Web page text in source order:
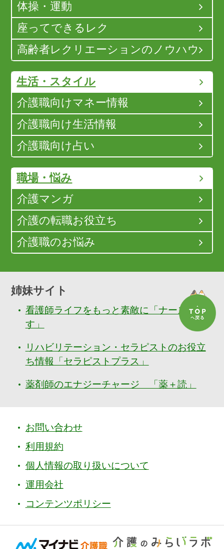
体操・運動
座ってできるレク
高齢者レクリエーションのノウハウ
生活・スタイル
介護職向けマネー情報
介護職向け生活情報
介護職向け占い
職場・悩み
介護マンガ
介護の転職お役立ち
介護職のお悩み
姉妹サイト
看護師ライフをもっと素敵に「ナースぷら
す」
リハビリテーション・セラピストのお役立
ち情報「セラピストプラス」
薬剤師のエナジーチャージ 「薬＋読」
お問い合わせ
利用規約
個人情報の取り扱いについて
運用会社
コンテンツポリシー